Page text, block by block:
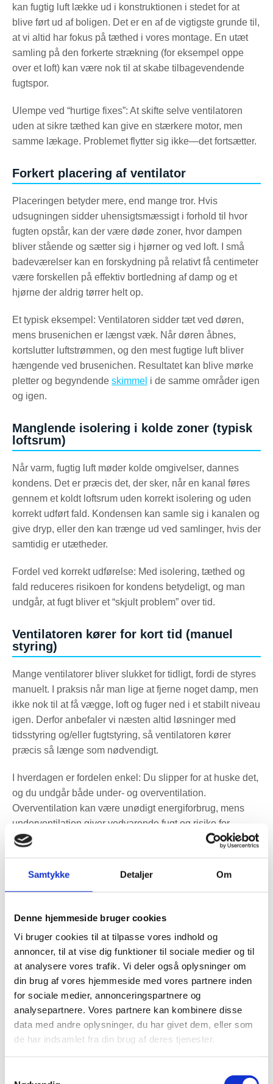
Samtykke Detaljer Om
Denne hjemmeside bruger cookies
Vi bruger cookies til at tilpasse vores indhold og
annoncer, til at vise dig funktioner til sociale medier og til
at analysere vores trafik. Vi deler også oplysninger om
din brug af vores hjemmeside med vores partnere inden
for sociale medier, annonceringspartnere og
analysepartnere. Vores partnere kan kombinere disse
data med andre oplysninger, du har givet dem, eller som
de har indsamlet fra din brug af deres tjenester.
kan fugtig luft lække ud i konstruktionen i stedet for at
blive ført ud af boligen. Det er en af de vigtigste grunde til,
at vi altid har fokus på tæthed i vores montage. En utæt
samling på den forkerte strækning (for eksempel oppe
over et loft) kan være nok til at skabe tilbagevendende
fugtspor.
Ulempe ved “hurtige fixes”: At skifte selve ventilatoren
uden at sikre tæthed kan give en stærkere motor, men
samme lækage. Problemet flytter sig ikke—det fortsætter.
Forkert placering af ventilator
Placeringen betyder mere, end mange tror. Hvis
udsugningen sidder uhensigtsmæssigt i forhold til hvor
fugten opstår, kan der være døde zoner, hvor dampen
bliver stående og sætter sig i hjørner og ved loft. I små
badeværelser kan en forskydning på relativt få centimeter
være forskellen på effektiv bortledning af damp og et
hjørne der aldrig tørrer helt op.
Et typisk eksempel: Ventilatoren sidder tæt ved døren,
mens brusenichen er længst væk. Når døren åbnes,
kortslutter luftstrømmen, og den mest fugtige luft bliver
hængende ved brusenichen. Resultatet kan blive mørke
pletter og begyndende skimmel i de samme områder igen
og igen.
Manglende isolering i kolde zoner (typisk
loftsrum)
Når varm, fugtig luft møder kolde omgivelser, dannes
kondens. Det er præcis det, der sker, når en kanal føres
gennem et koldt loftsrum uden korrekt isolering og uden
korrekt udført fald. Kondensen kan samle sig i kanalen og
give dryp, eller den kan trænge ud ved samlinger, hvis der
samtidig er utætheder.
Fordel ved korrekt udførelse: Med isolering, tæthed og
fald reduceres risikoen for kondens betydeligt, og man
undgår, at fugt bliver et “skjult problem” over tid.
Ventilatoren kører for kort tid (manuel
styring)
Mange ventilatorer bliver slukket for tidligt, fordi de styres
manuelt. I praksis når man lige at fjerne noget damp, men
ikke nok til at få vægge, loft og fuger ned i et stabilt niveau
igen. Derfor anbefaler vi næsten altid løsninger med
tidsstyring og/eller fugtstyring, så ventilatoren kører
præcis så længe som nødvendigt.
I hverdagen er fordelen enkel: Du slipper for at huske det,
og du undgår både under- og overventilation.
Overventilation kan være unødigt energiforbrug, mens
underventilation giver vedvarende fugt og risiko for
skader. Vil du læse mere om styring, kan
fugtstyringvære